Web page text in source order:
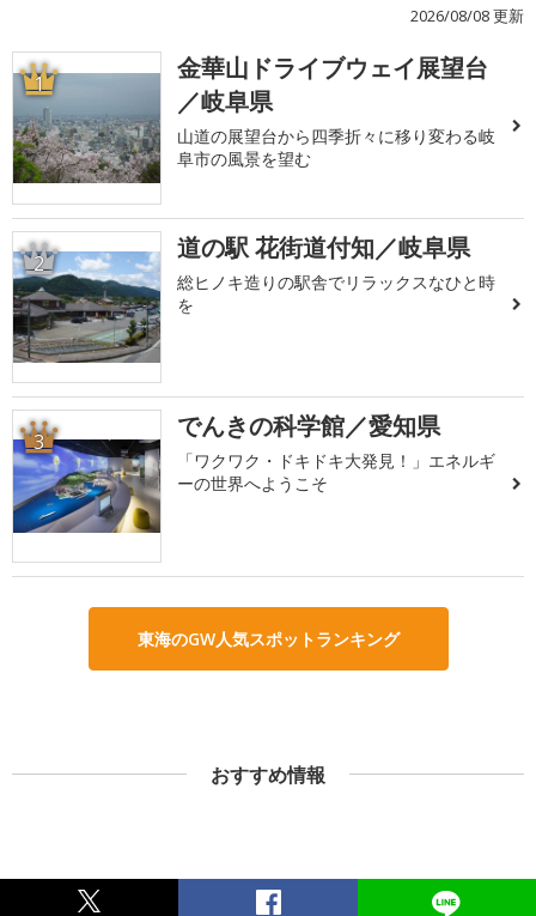
2026/08/08 更新
1
金華山ドライブウェイ展望台
／岐阜県
山道の展望台から四季折々に移り変わる岐
阜市の風景を望む
2 道の駅 花街道付知／岐阜県
総ヒノキ造りの駅舎でリラックスなひと時
を
3 でんきの科学館／愛知県
「ワクワク・ドキドキ大発見！」エネルギ
ーの世界へようこそ
東海のGW人気スポットランキング
おすすめ情報